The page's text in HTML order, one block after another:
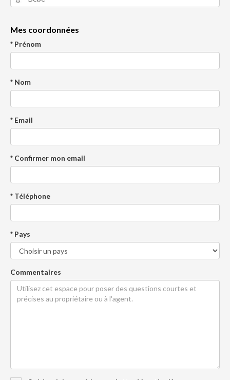
Mes coordonnées
* Prénom
* Nom
* Email
* Confirmer mon email
* Téléphone
* Pays
Commentaires